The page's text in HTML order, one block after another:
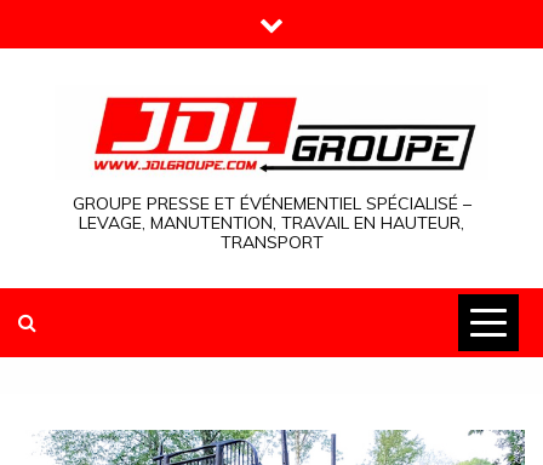
to
GROUPE PRESSE ET ÉVÉNEMENTIEL SPÉCIALISÉ –
LEVAGE, MANUTENTION, TRAVAIL EN HAUTEUR,
TRANSPORT